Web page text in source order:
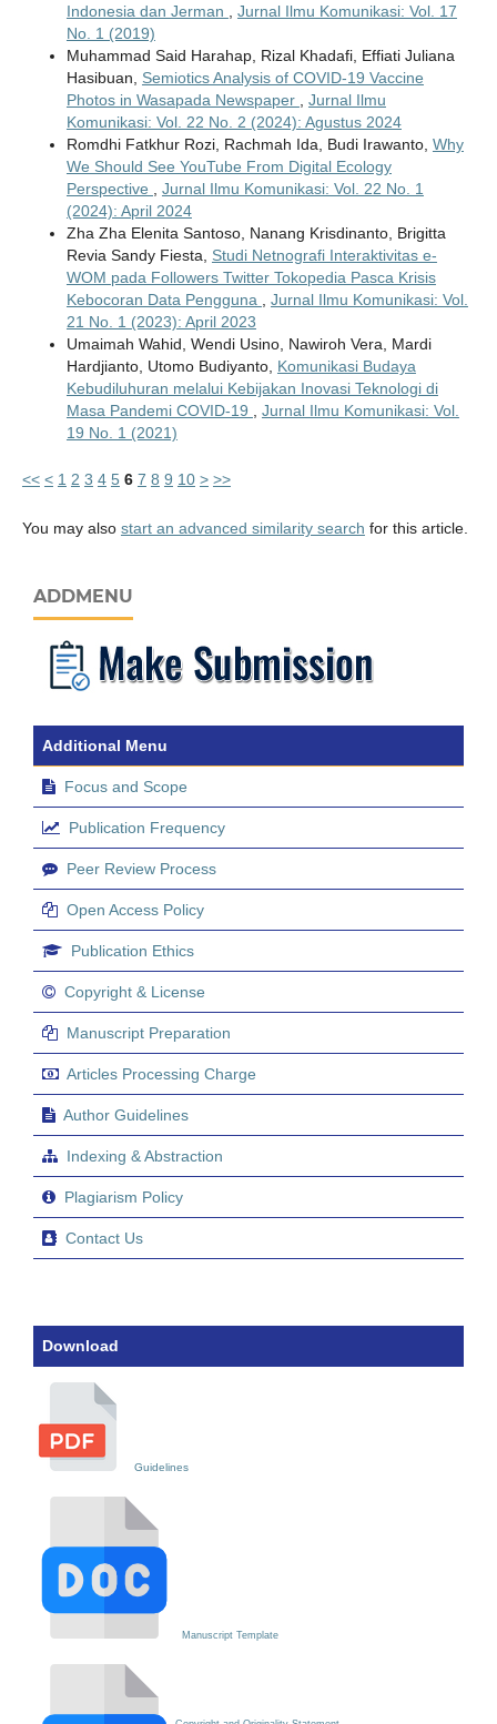
Indonesia dan Jerman
Jurnal Ilmu Komunikasi: Vol. 17
No. 1 (2019)
Muhammad Said Harahap, Rizal Khadafi, Effiati Juliana
Hasibuan, Semiotics Analysis of COVID-19 Vaccine
Photos in Wasapada Newspaper
Jurnal Ilmu
Komunikasi: Vol. 22 No. 2 (2024): Agustus 2024
Romdhi Fatkhur Rozi, Rachmah Ida, Budi Irawanto, Why
We Should See YouTube From Digital Ecology
Perspective
Jurnal Ilmu Komunikasi: Vol. 22 No. 1
(2024): April 2024
Zha Zha Elenita Santoso, Nanang Krisdinanto, Brigitta
Revia Sandy Fiesta, Studi Netnografi Interaktivitas e-
WOM pada Followers Twitter Tokopedia Pasca Krisis
Kebocoran Data Pengguna
Jurnal Ilmu Komunikasi: Vol.
21 No. 1 (2023): April 2023
Umaimah Wahid, Wendi Usino, Nawiroh Vera, Mardi
Hardjianto, Utomo Budiyanto, Komunikasi Budaya
Kebudiluhuran melalui Kebijakan Inovasi Teknologi di
Masa Pandemi COVID-19
Jurnal Ilmu Komunikasi: Vol.
19 No. 1 (2021)
<< < 1 2 3 4 5 6 7 8 9 10 > >>
You may also start an advanced similarity search for this article.
ADDMENU
Additional Menu
Focus and Scope
Publication Frequency
Peer Review Process
Open Access Policy
Publication Ethics
Copyright & License
Manuscript Preparation
Articles Processing Charge
Author Guidelines
Indexing & Abstraction
Plagiarism Policy
Contact Us
Download
Guidelines
Manuscript Template